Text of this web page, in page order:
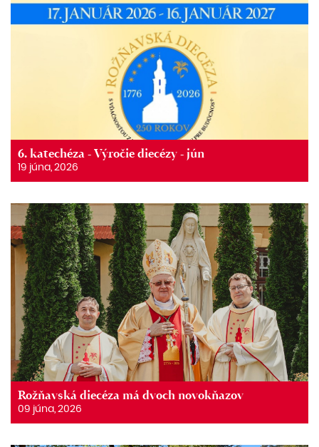
6. katechéza - Výročie diecézy - jún
19 júna, 2026
Rožňavská diecéza má dvoch novokňazov
09 júna, 2026